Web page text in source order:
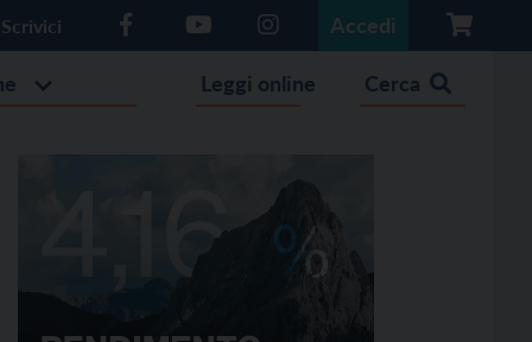
Scrivici Accedi
Leggi online Cerca